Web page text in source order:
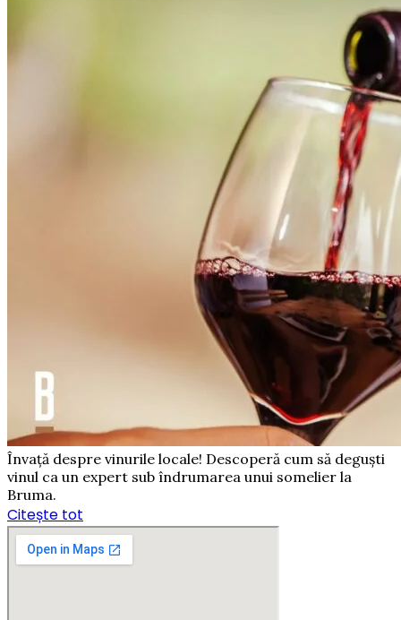
Învață despre vinurile locale! Descoperă cum să deguști
vinul ca un expert sub îndrumarea unui somelier la
Bruma.
Citește tot